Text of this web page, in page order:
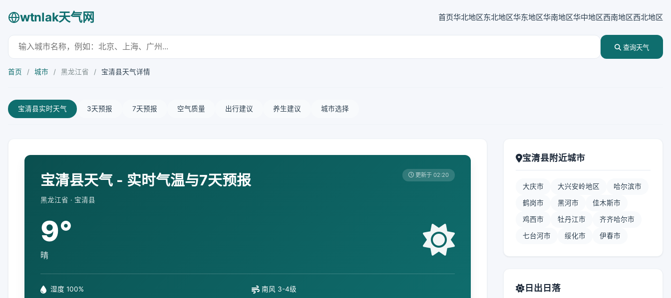
wtnlak天气网 首页华北地区东北地区华东地区华南地区华中地区西南地区西北地区
查询天气
首页 / 城市 / 黑龙江省 / 宝清县天气详情
宝清县实时天气 3天预报 7天预报 空气质量 出行建议 养生建议 城市选择
宝清县天气 - 实时气温与7天预报
黑龙江省 · 宝清县
更新于 02:20
9°
晴
湿度 100% 南风 3-4级
宝清县附近城市
大庆市 大兴安岭地区 哈尔滨市
鹤岗市 黑河市 佳木斯市
鸡西市 牡丹江市 齐齐哈尔市
七台河市 绥化市 伊春市
日出日落